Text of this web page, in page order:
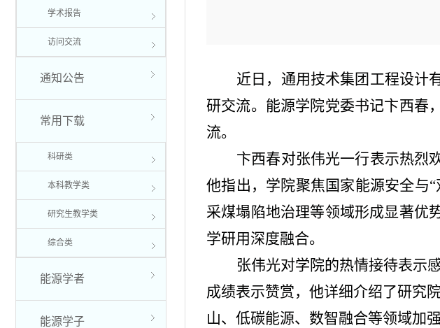
学术报告
访问交流
通知公告
常用下载
科研类
本科教学类
研究生教学类
综合类
能源学者
能源学子
近日，通用技术集团工程设计
研交流。能源学院党委书记卞西春
流。
卞西春对张伟光一行表示热烈
他指出，学院聚焦国家能源安全与
采煤塌陷地治理等领域形成显著优
学研用深度融合。
张伟光对学院的热情接待表示
成绩表示赞赏，他详细介绍了研究
山、低碳能源、数智融合等领域加